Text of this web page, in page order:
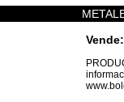
Vende: